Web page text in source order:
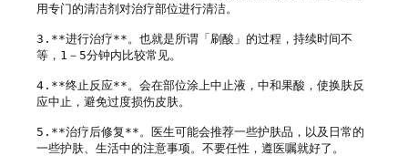
用专门的清洁剂对治疗部位进行清洁。
3.**进行治疗**。也就是所谓「刷酸」的过程，持续时间不
等，1－5分钟内比较常见。
4.**终止反应**。会在部位涂上中止液，中和果酸，使换肤反
应中止，避免过度损伤皮肤。
5.**治疗后修复**。医生可能会推荐一些护肤品，以及日常的
一些护肤、生活中的注意事项。不要任性，遵医嘱就好了。